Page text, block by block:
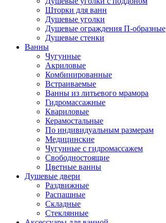
Шторки для ванн
Душевые уголки
Душевые ограждения П-образные
Душевые стенки
Ванны
Чугунные
Акриловые
Комбинированные
Встраиваемые
Ванны из литьевого мрамора
Гидромассажные
Квариловые
Керамостальные
По индивидуальным размерам
Медицинские
Чугунные с гидромассажем
Свободностоящие
Цветные ванны
Душевые двери
Раздвижные
Распашные
Складные
Стеклянные